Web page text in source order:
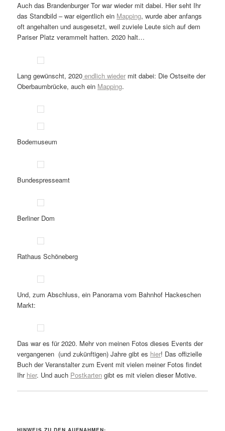
Auch das Brandenburger Tor war wieder mit dabei. Hier seht Ihr
das Standbild – war eigentlich ein Mapping, wurde aber anfangs
oft angehalten und ausgesetzt, weil zuviele Leute sich auf dem
Pariser Platz verammelt hatten. 2020 halt…
Lang gewünscht, 2020 endlich wieder mit dabei: Die Ostseite der
Oberbaumbrücke, auch ein Mapping.
Bodemuseum
Bundespresseamt
Berliner Dom
Rathaus Schöneberg
Und, zum Abschluss, ein Panorama vom Bahnhof Hackeschen
Markt:
Das war es für 2020. Mehr von meinen Fotos dieses Events der
vergangenen (und zukünftigen) Jahre gibt es hier! Das offizielle
Buch der Veranstalter zum Event mit vielen meiner Fotos findet
Ihr hier. Und auch Postkarten gibt es mit vielen dieser Motive.